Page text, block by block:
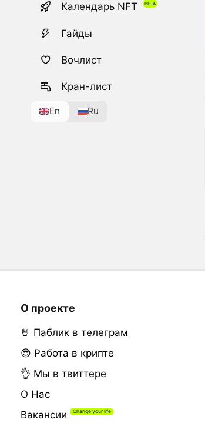
Календарь NFT
Гайды
Вочлист
Кран-лист
En Ru
О проекте
🤘 Паблик в телеграм
😎 Работа в крипте
👌 Мы в твиттере
О Нас
Вакансии